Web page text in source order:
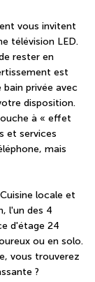
vous invitent
télévision LED.
rester en
est
bain privée avec
disposition.
à « effet
et services
mais
locale et
l'un des 4
d'étage 24
ou en solo.
vous trouverez
?